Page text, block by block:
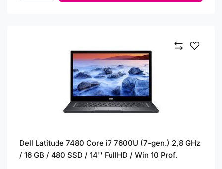
Dell Latitude 7480 Core i7 7600U (7-gen.) 2,8 GHz
/ 16 GB / 480 SSD / 14'' FullHD / Win 10 Prof.